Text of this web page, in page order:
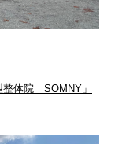
整体院 SOMNY」